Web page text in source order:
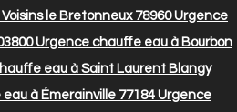
le Bretonneux 78960Urgence
Urgence chauffe eau à Bourbon
eau à Saint Laurent Blangy
à Émerainville 77184 Urgence